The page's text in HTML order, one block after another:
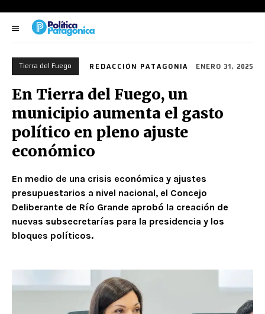
Tierra del Fuego REDACCIÓN PATAGONIA ENERO 31, 2025
En Tierra del Fuego, un
municipio aumenta el gasto
político en pleno ajuste
económico
En medio de una crisis económica y ajustes
presupuestarios a nivel nacional, el Concejo
Deliberante de Río Grande aprobó la creación de
nuevas subsecretarías para la presidencia y los
bloques políticos.